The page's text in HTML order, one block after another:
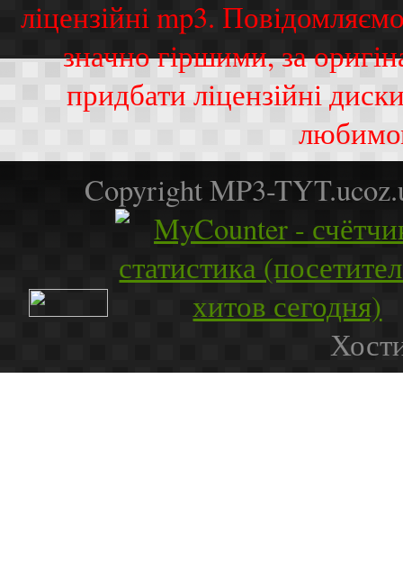
ліцензійні mp3.
значно гіршими, за
придбати ліцензійні
Copyright MP3-